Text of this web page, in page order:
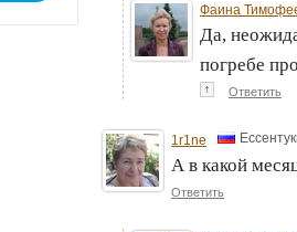
Фаина
Да,
погребе
↑ Ответить
1r1ne
А в какой
Ответить